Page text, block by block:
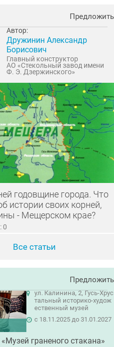
Предложить
Автор:
Дружинин Александр
Борисович
Главный конструктор
АО «Стекольный завод имени
Ф. Э. Дзержинского»
годовщине города. Что
истории своих корней,
- Мещерском крае?
0
Все статьи
Предложить
ул. Калинина, 2, Гусь-Хрус
тальный историко-худож
ественный музей
c 18.11.2025 до 31.01.2027
граненого стакана»